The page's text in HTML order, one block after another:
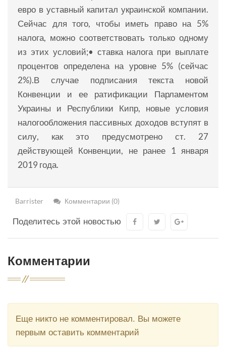
евро в уставный капитал украинской компании.
Сейчас для того, чтобы иметь право на 5%
налога, можно соответствовать только одному
из этих условий;• ставка налога при выплате
процентов определена на уровне 5% (сейчас
2%).В случае подписания текста новой
Конвенции и ее ратификации Парламентом
Украины и Республики Кипр, новые условия
налогообложения пассивных доходов вступят в
силу, как это предусмотрено ст. 27
действующей Конвенции, не ранее 1 января
2019 года.
Barrister Комментарии (0)
Поделитесь этой новостью
Комментарии
Еще никто не комментировал. Вы можете
первым оставить комментарий